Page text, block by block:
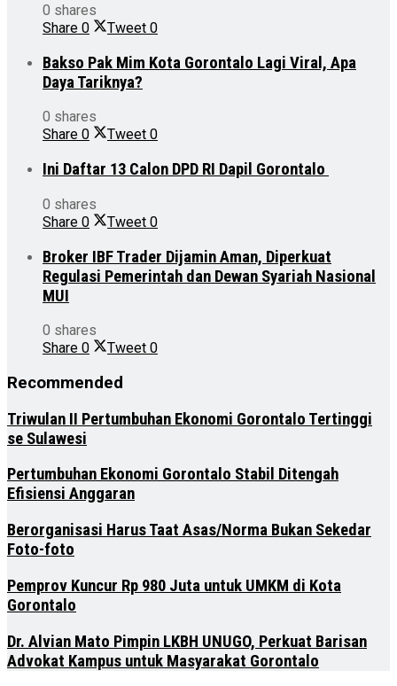
0 shares
Share 0 Tweet 0
Bakso Pak Mim Kota Gorontalo Lagi Viral, Apa
Daya Tariknya?
0 shares
Share 0 Tweet 0
Ini Daftar 13 Calon DPD RI Dapil Gorontalo
0 shares
Share 0 Tweet 0
Broker IBF Trader Dijamin Aman, Diperkuat
Regulasi Pemerintah dan Dewan Syariah Nasional
MUI
0 shares
Share 0 Tweet 0
Recommended
Triwulan II Pertumbuhan Ekonomi Gorontalo Tertinggi
se Sulawesi
Pertumbuhan Ekonomi Gorontalo Stabil Ditengah
Efisiensi Anggaran
Berorganisasi Harus Taat Asas/Norma Bukan Sekedar
Foto-foto
Pemprov Kuncur Rp 980 Juta untuk UMKM di Kota
Gorontalo
Dr. Alvian Mato Pimpin LKBH UNUGO, Perkuat Barisan
Advokat Kampus untuk Masyarakat Gorontalo